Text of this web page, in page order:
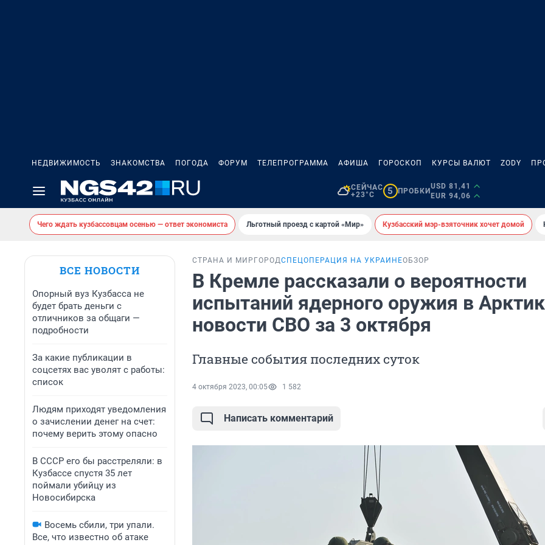
НЕДВИЖИМОСТЬ ЗНАКОМСТВА ПОГОДА ФОРУМ ТЕЛЕПРОГРАММА АФИША ГОРОСКОП КУРСЫ ВАЛЮТ ZODY
СЕЙЧАС
+23°C
5 ПРОБКИ
USD 81,41
EUR 94,06
Чего ждать кузбассовцам осенью — ответ экономиста Льготный проезд с картой «Мир» Кузбасский мэр-взяточник хочет домой
ВСЕ НОВОСТИ
Опорный вуз Кузбасса не
будет брать деньги с
отличников за общаги —
подробности
За какие публикации в
соцсетях вас уволят с работы:
список
Людям приходят уведомления
о зачислении денег на счет:
почему верить этому опасно
В СССР его бы расстреляли: в
Кузбассе спустя 35 лет
поймали убийцу из
Новосибирска
Восемь сбили, три упали.
Все, что известно об атаке
СТРАНА И МИР ГОРОДСПЕЦОПЕРАЦИЯ НА УКРАИНЕОБЗОР
В Кремле рассказали о вероятности
испытаний ядерного оружия в
новости СВО за 3 октября
Главные события последних суток
4 октября 2023, 00:05 1 582
Написать комментарий